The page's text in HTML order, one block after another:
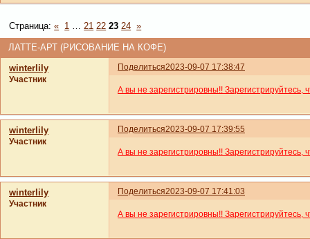
ЛАТТЕ-АРТ (РИСОВАНИЕ НА КОФЕ)
Страница:« 1 … 21 22 23 24 »
Поделиться2023-09-07 17:38:47
winterlily
Участник
А вы не зарегистрировны!! Зарегистрируйтесь,
Поделиться2023-09-07 17:39:55
winterlily
Участник
А вы не зарегистрировны!! Зарегистрируйтесь,
Поделиться2023-09-07 17:41:03
winterlily
Участник
А вы не зарегистрировны!! Зарегистрируйтесь,